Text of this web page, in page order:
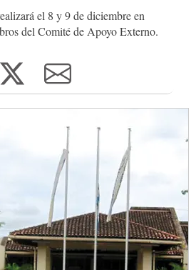
el 8 y 9 de diciembre en
del Comité de Apoyo Externo.